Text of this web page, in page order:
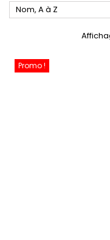
Nom, A à Z
Promo !